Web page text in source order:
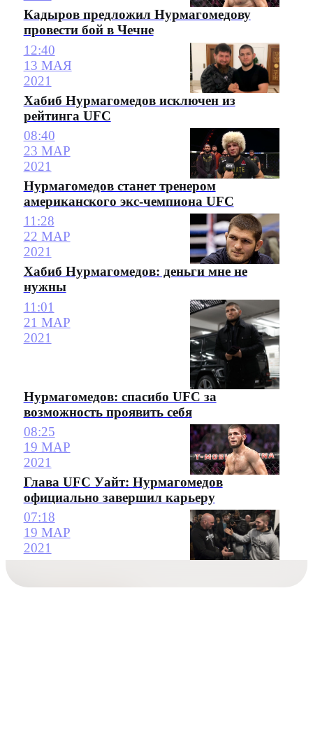
Кадыров предложил Нурмагомедову
провести бой в Чечне
12:40
13 МАЯ
2021
Хабиб Нурмагомедов исключен из
рейтинга UFC
08:40
23 МАР
2021
Нурмагомедов станет тренером
американского экс-чемпиона UFC
11:28
22 МАР
2021
Хабиб Нурмагомедов: деньги мне не
нужны
11:01
21 МАР
2021
Нурмагомедов: спасибо UFC за
возможность проявить себя
08:25
19 МАР
2021
Глава UFC Уайт: Нурмагомедов
официально завершил карьеру
07:18
19 МАР
2021